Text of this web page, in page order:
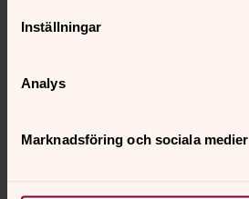
Inställningar
Analys
Marknadsföring och sociala medier